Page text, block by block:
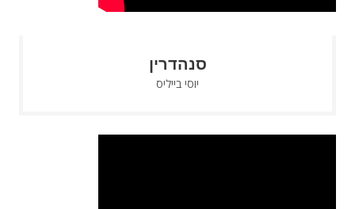
סנהדרין
יוסי בייליס